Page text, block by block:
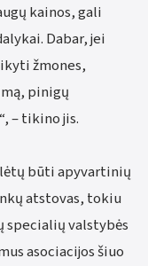
kainos, gali
Dabar, jei
žmones,
pinigų
– tikino jis.
būti apyvartinių
atstovas, tokiu
valstybės
asociacijos šiuo